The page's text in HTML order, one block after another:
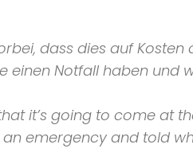
dass dies auf
einen Notfall haben und
it’s going to come at
emergency and told